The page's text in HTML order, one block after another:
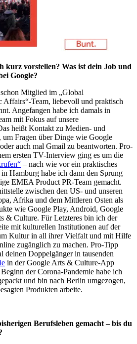
kurz vorstellen? Was ist dein Job und
Google?
Mitglied im „Global
Team, liebevoll und praktisch
Angefangen habe ich damals in
mit Fokus auf unsere
heißt Kontakt zu Medien- und
um Fragen über Dinge wie Google
auch mal Gmail zu beantworten. Pro-
ersten TV-Interview ging es um die
– nach wie vor ein praktisches
Hamburg habe ich dann den Sprung
EMEA Product PR-Team gemacht.
zwischen den US- und unseren
Afrika und dem Mittleren Osten als
wie Google Play, Android, Google
& Culture. Für Letzteres bin ich der
mit kulturellen Institutionen auf der
Kultur in all ihrer Vielfalt und mit Hilfe
zugänglich zu machen. Pro-Tipp
deinen Doppelgänger in tausenden
in der Google Arts & Culture-App
der Corona-Pandemie habe ich
und bin nach Berlin umgezogen,
Produkten arbeite.
Berufsleben gemacht – bis du